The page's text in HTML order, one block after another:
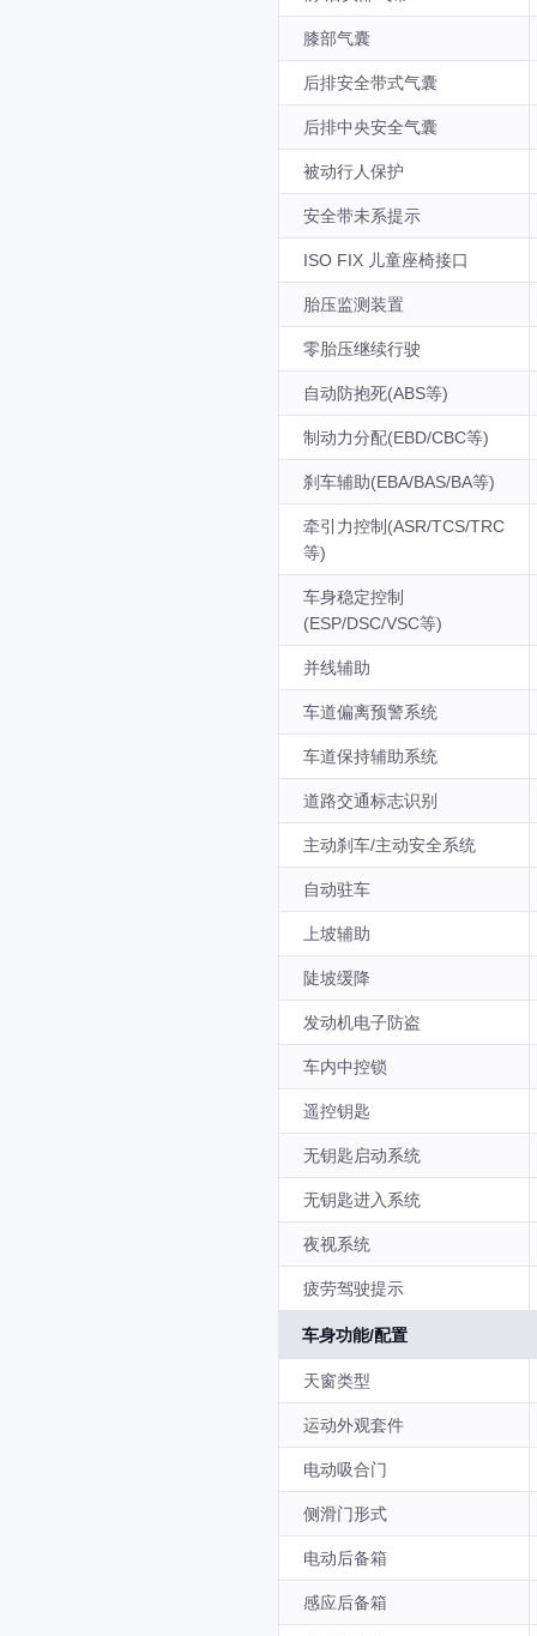
膝部气囊
后排安全带式气囊
后排中央安全气囊
被动行人保护
安全带未系提示
ISO FIX 儿童座椅接口
胎压监测装置
零胎压继续行驶
自动防抱死(ABS等)
制动力分配(EBD/CBC等)
刹车辅助(EBA/BAS/BA等)
牵引力控制(ASR/TCS/TRC
等)
车身稳定控制
(ESP/DSC/VSC等)
并线辅助
车道偏离预警系统
车道保持辅助系统
道路交通标志识别
主动刹车/主动安全系统
自动驻车
上坡辅助
陡坡缓降
发动机电子防盗
车内中控锁
遥控钥匙
无钥匙启动系统
无钥匙进入系统
夜视系统
疲劳驾驶提示
车身功能/配置
天窗类型
运动外观套件
电动吸合门
侧滑门形式
电动后备箱
感应后备箱